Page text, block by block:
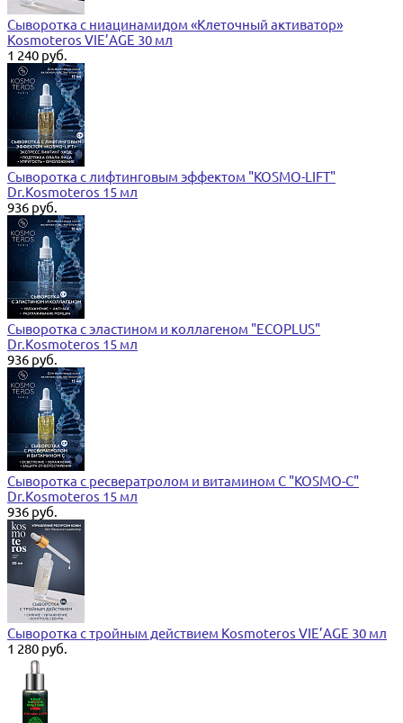
Сыворотка с ниацинамидом «Клеточный активатор»
Kosmoteros VIE’AGE 30 мл
1 240 руб.
Сыворотка с лифтинговым эффектом "KOSMO-LIFT"
Dr.Kosmoteros 15 мл
936 руб.
Сыворотка с эластином и коллагеном "ECOPLUS"
Dr.Kosmoteros 15 мл
936 руб.
Сыворотка с ресвератролом и витамином С "KOSMO-C"
Dr.Kosmoteros 15 мл
936 руб.
Сыворотка с тройным действием Kosmoteros VIE’AGE 30 мл
1 280 руб.